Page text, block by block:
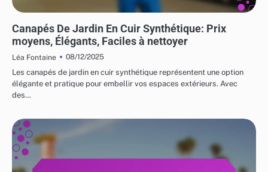
Canapés De Jardin En Cuir Synthétique: Prix
moyens, Élégants, Faciles à nettoyer
Léa Fontaine
08/12/2025
Les canapés de jardin en cuir synthétique représentent une option
élégante et pratique pour embellir vos espaces extérieurs. Avec
des…